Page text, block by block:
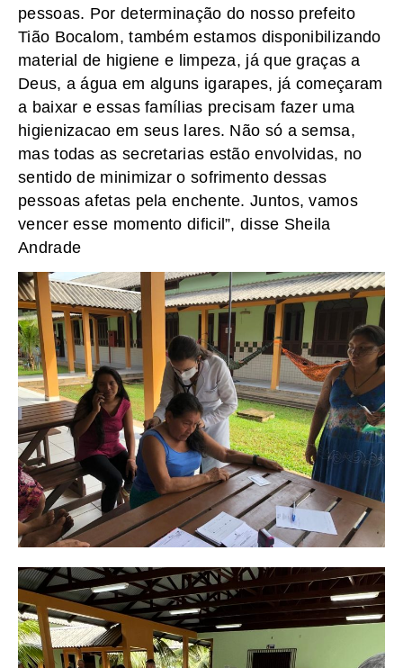
pessoas. Por determinação do nosso prefeito
Tião Bocalom, também estamos disponibilizando
material de higiene e limpeza, já que graças a
Deus, a água em alguns igarapes, já começaram
a baixar e essas famílias precisam fazer uma
higienizacao em seus lares. Não só a semsa,
mas todas as secretarias estão envolvidas, no
sentido de minimizar o sofrimento dessas
pessoas afetas pela enchente. Juntos, vamos
vencer esse momento dificil”, disse Sheila
Andrade